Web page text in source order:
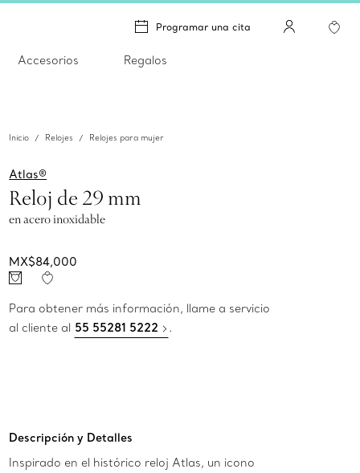
Programar una cita
Accesorios Regalos
Inicio Relojes Relojes para mujer
Atlas®
Reloj de 29 mm
en acero inoxidable
MX$84,000
Para obtener más información, llame a servicio
al cliente al 55 55281 5222 .
Descripción y Detalles
Inspirado en el histórico reloj Atlas, un icono